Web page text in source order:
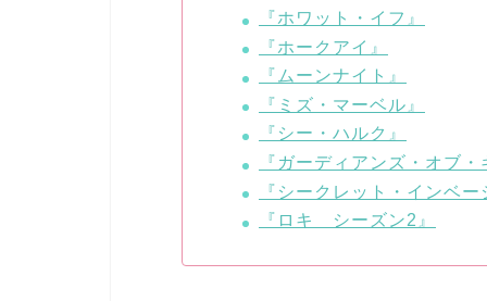
『ホワット・イフ』
『ホークアイ』
『ムーンナイト』
『ミズ・マーベル』
『シー・ハルク』
『ガーディアンズ・オブ
『シークレット・インベ
『ロキ シーズン2』